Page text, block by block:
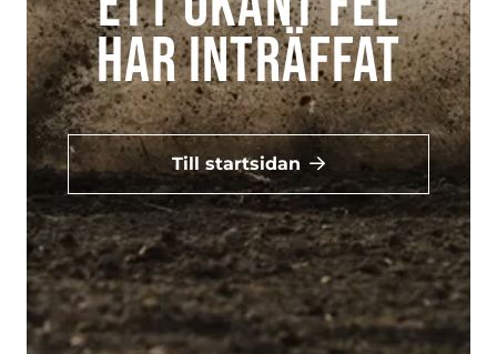
har inträffat
Till startsidan